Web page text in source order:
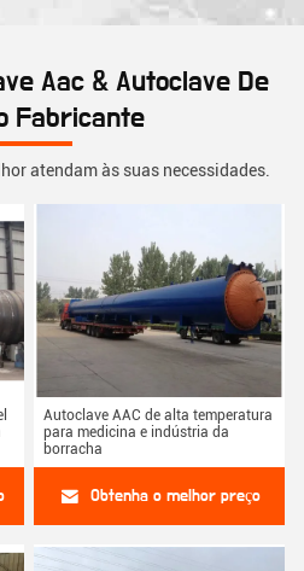
Aac & Autoclave De
Fabricante
atendam às suas necessidades.
Autoclave AAC de alta temperatura
para medicina e indústria da
borracha
Obtenha o melhor preço